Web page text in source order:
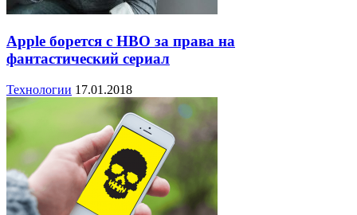
Apple борется с HBO за права на
фантастический сериал
Технологии 17.01.2018